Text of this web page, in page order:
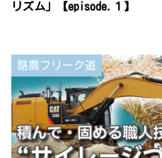
リズム」【episode.１】
酪農フリーク道